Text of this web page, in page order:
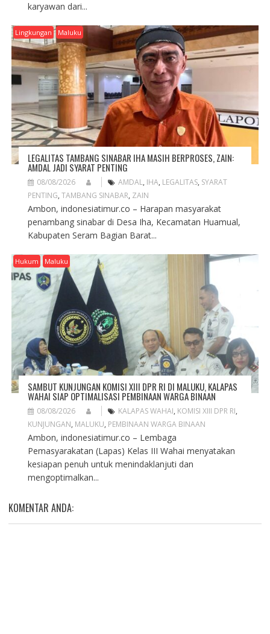
karyawan dari...
Lingkungan Maluku
LEGALITAS TAMBANG SINABAR IHA MASIH BERPROSES, ZAIN:
AMDAL JADI SYARAT PENTING
08/08/2026 AMDAL, IHA, LEGALITAS, SYARAT
PENTING, TAMBANG SINABAR, ZAIN
Ambon, indonesiatimur.co – Harapan masyarakat
penambang sinabar di Desa Iha, Kecamatan Huamual,
Kabupaten Seram Bagian Barat...
Hukum Maluku
SAMBUT KUNJUNGAN KOMISI XIII DPR RI DI MALUKU, KALAPAS
WAHAI SIAP OPTIMALISASI PEMBINAAN WARGA BINAAN
08/08/2026 KALAPAS WAHAI, KOMISI XIII DPR RI,
KUNJUNGAN, MALUKU, PEMBINAAN WARGA BINAAN
Ambon, indonesiatimur.co – Lembaga
Pemasyarakatan (Lapas) Kelas III Wahai menyatakan
kesiapan penuh untuk menindaklanjuti dan
mengoptimalkan...
KOMENTAR ANDA: